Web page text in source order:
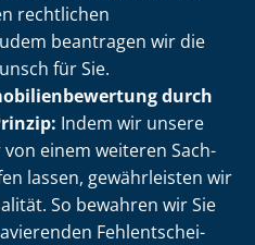
rechtlichen
beantragen wir die
für Sie.
durch
Indem wir unsere
einem weiteren Sach­
lassen, gewährleisten wir
So bewahren wir Sie
Fehl­ent­schei­